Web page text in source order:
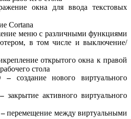
окна для ввода текстовых
Cortana
меню с различными функциями
в том числе и выключение/
открытого окна к правой
стола
– создание нового виртуального
–закрытие активного виртуального
перемещение между виртуальными